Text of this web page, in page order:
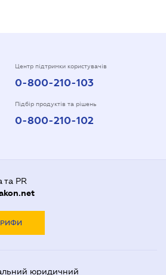
Центр підтримки користувачів
0-800-210-103
Підбір продуктів та рішень
0-800-210-102
та PR
юридичний